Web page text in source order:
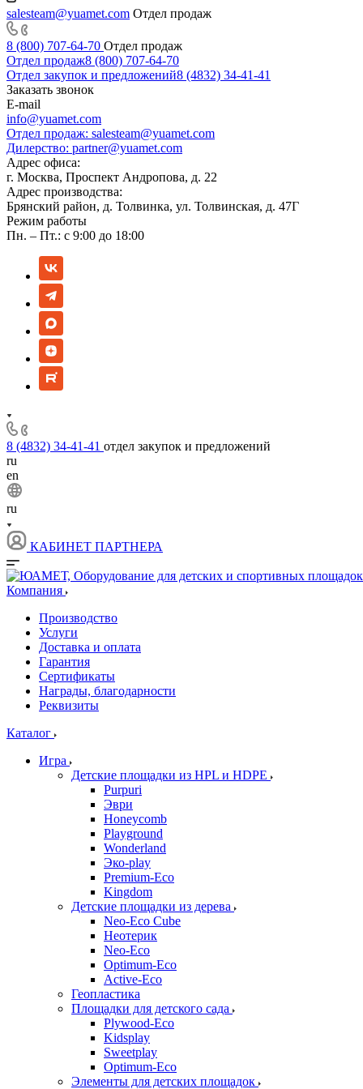
salesteam@yuamet.com Отдел продаж
8 (800) 707-64-70 Отдел продаж
Отдел продаж8 (800) 707-64-70
Отдел закупок и предложений8 (4832) 34-41-41
Заказать звонок
E-mail
info@yuamet.com
Отдел продаж: salesteam@yuamet.com
Дилерство: partner@yuamet.com
Адрес офиса:
г. Москва, Проспект Андропова, д. 22
Адрес производства:
Брянский район, д. Толвинка, ул. Толвинская, д. 47Г
Режим работы
Пн. – Пт.: с 9:00 до 18:00
8 (4832) 34-41-41 отдел закупок и предложений
ru
en
ru
КАБИНЕТ ПАРТНЕРА
Компания
Производство
Услуги
Доставка и оплата
Гарантия
Сертификаты
Награды, благодарности
Реквизиты
Каталог
Игра
Детские площадки из HPL и HDPE
Purpuri
Эври
Honeycomb
Playground
Wonderland
Эко-play
Premium-Eco
Kingdom
Детские площадки из дерева
Neo-Eco Cube
Неотерик
Neo-Eco
Оptimum-Еco
Active-Eco
Геопластика
Площадки для детского сада
Plywood-Eco
Kidsplay
Sweetplay
Оptimum-Еco
Элементы для детских площадок